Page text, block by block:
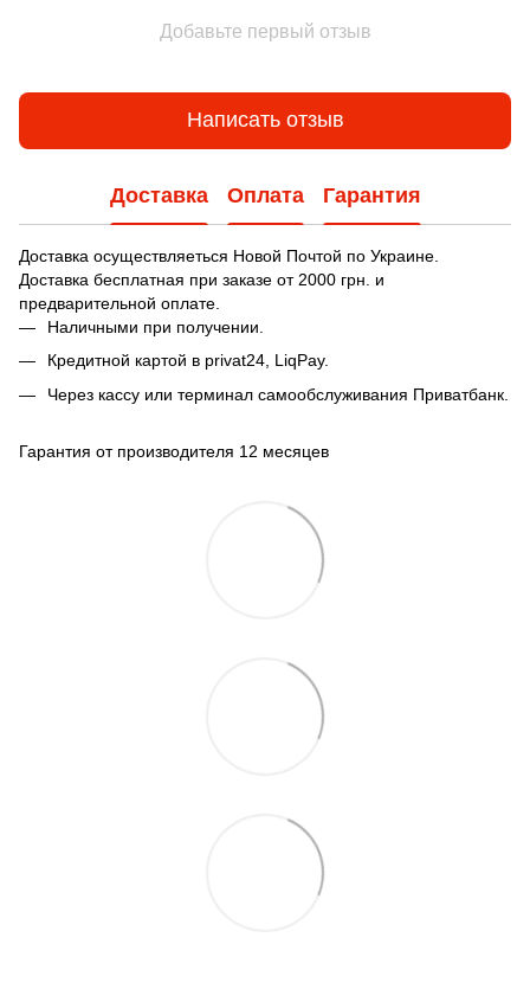
Добавьте первый отзыв
Написать отзыв
Доставка Оплата Гарантия
Доставка осуществляеться Новой Почтой по Украине.
Доставка бесплатная при заказе от 2000 грн. и
предварительной оплате.
Наличными при получении.
Кредитной картой в privat24, LiqPay.
Через кассу или терминал самообслуживания Приватбанк.
Гарантия от производителя 12 месяцев